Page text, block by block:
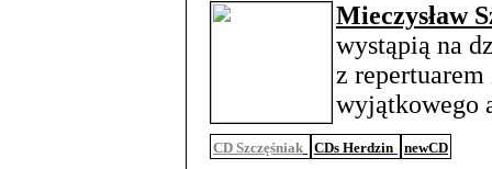
Mieczysław
wystąpią na
z
wyjątkowego
CD Szczęśniak CDs Herdzin newCD